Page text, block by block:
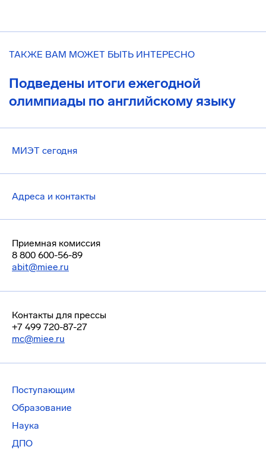
ТАКЖЕ ВАМ МОЖЕТ БЫТЬ ИНТЕРЕСНО
Подведены итоги ежегодной
олимпиады по английскому языку
МИЭТ сегодня
Адреса и контакты
Приемная комиссия
8 800 600-56-89
abit@miee.ru
Контакты для прессы
+7 499 720-87-27
mc@miee.ru
Поступающим
Образование
Наука
ДПО